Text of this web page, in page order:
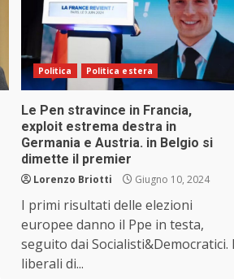
Politica Politica estera
Le Pen stravince in Francia,
exploit estrema destra in
Germania e Austria. in Belgio si
dimette il premier
Lorenzo Briotti Giugno 10, 2024
I primi risultati delle elezioni
europee danno il Ppe in testa,
seguito dai Socialisti&Democratici.
liberali di...